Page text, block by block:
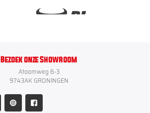
Bezoek onze Showroom
Atoomweg 6-3
9743AK GRONINGEN